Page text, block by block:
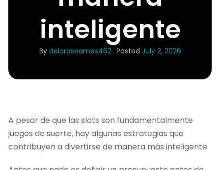
inteligente
By deloraseames462 Posted July 2, 2026
A pesar de que las slots son fundamentalmente
juegos de suerte, hay algunas estrategias que
contribuyen a divertirse de manera más inteligente.